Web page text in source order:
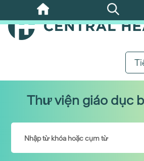
qua
nội
Thư viện giáo dục